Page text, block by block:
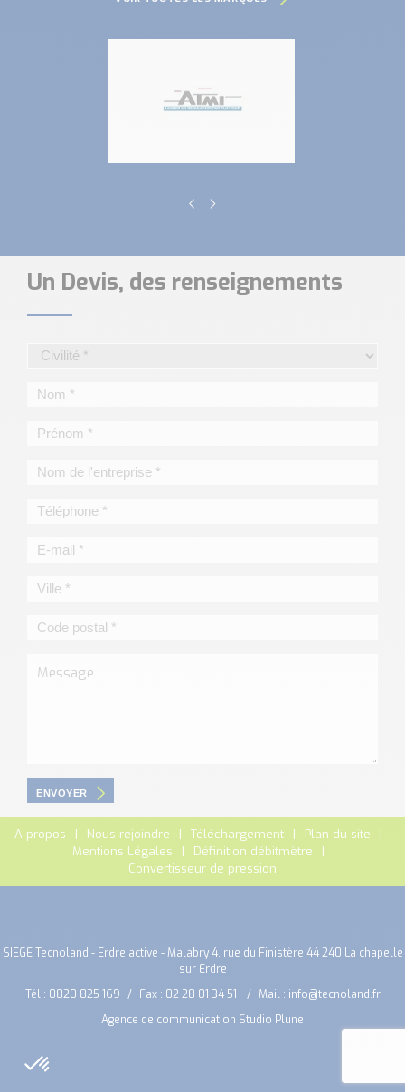
Un Devis, des renseignements
ENVOYER
A propos Nous rejoindre Téléchargement
Plan du site
Mentions Légales
Définition débitmètre
Convertisseur de pression
SIEGE Tecnoland - Erdre active - Malabry 4, rue du Finistère 44 240 La chapelle
sur Erdre
Tél : 0820 825 169 Fax : 02 28 01 34 51 Mail : info@tecnoland.fr
Agence de communication Studio Plune